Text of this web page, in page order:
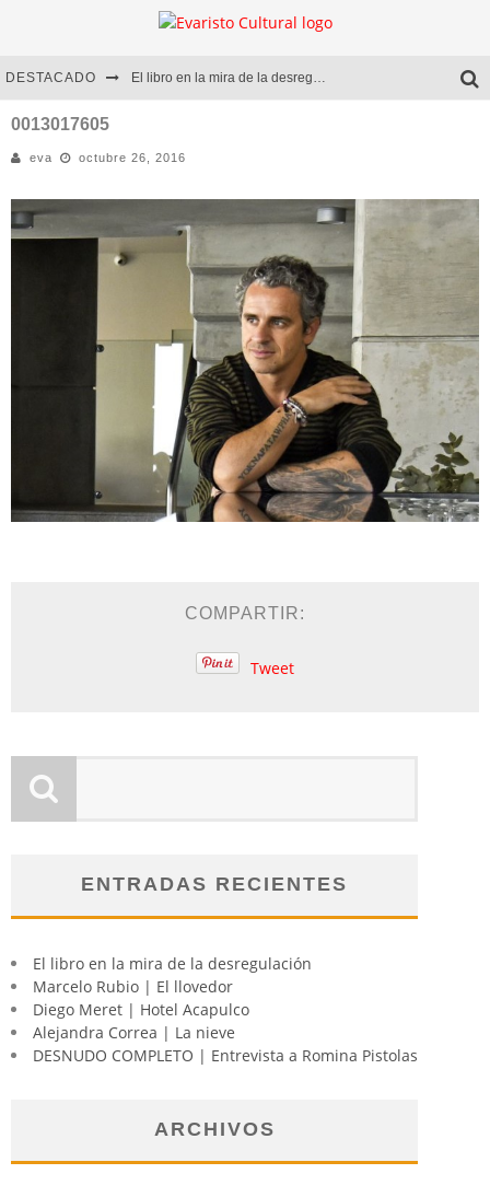
DESTACADO El libro en la mira de la desregulación
Diego Meret | Hotel Acapulco
0013017605
eva octubre 26, 2016
COMPARTIR:
Tweet
ENTRADAS RECIENTES
El libro en la mira de la desregulación
Marcelo Rubio | El llovedor
Diego Meret | Hotel Acapulco
Alejandra Correa | La nieve
DESNUDO COMPLETO | Entrevista a Romina Pistolas
ARCHIVOS